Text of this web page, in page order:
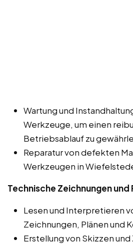
Wartung und
Werkzeuge, um einen
Betriebsablauf zu
Reparatur von defekten
Werkzeugen in
Technische Zeichnungen und
Lesen und Interpretieren
Zeichnungen, Plänen und
Erstellung von Skizzen